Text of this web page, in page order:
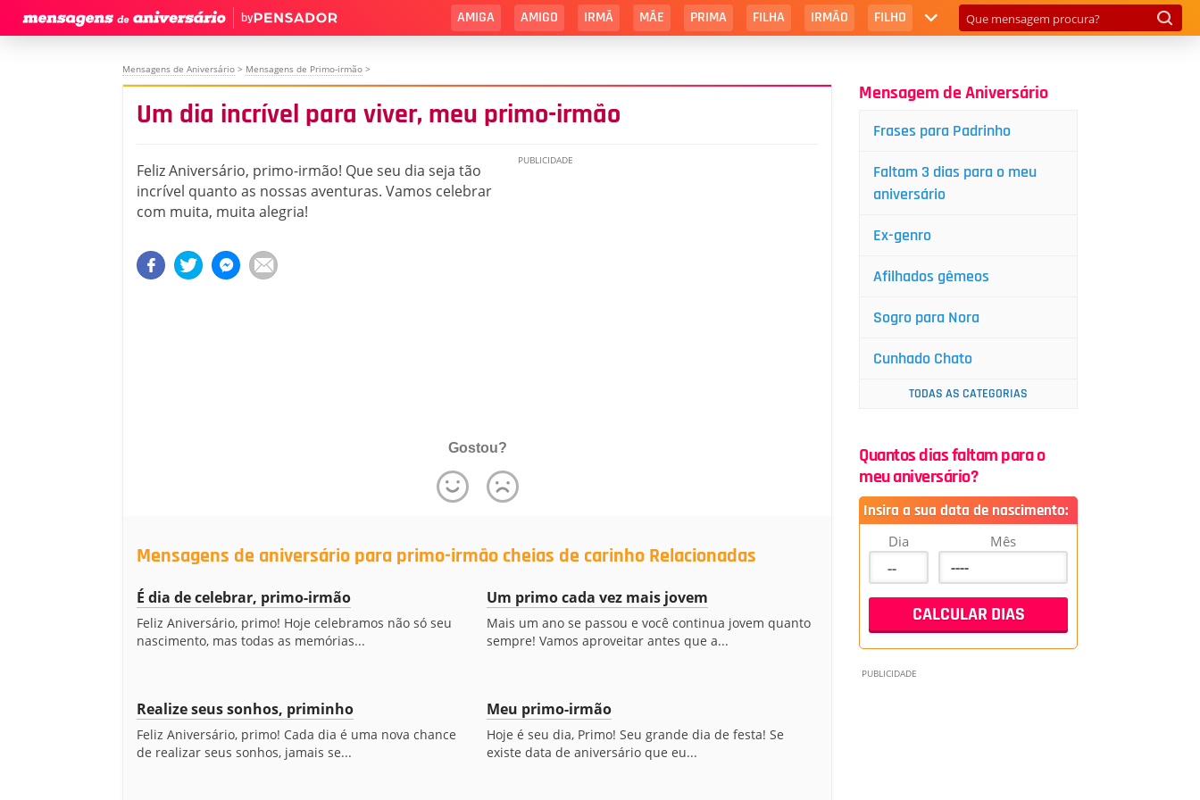
by AMIGA AMIGO IRMÃ MÃE PRIMA FILHA IRMÃO FILHO
Mensagens de Aniversário > Mensagens de Primo-irmão >
Um dia incrível para viver, meu primo-irmão
Feliz Aniversário, primo-irmão! Que seu dia seja tão
incrível quanto as nossas aventuras. Vamos celebrar
com muita, muita alegria!
Gostou?
Mensagens de aniversário para primo-irmão cheias de carinho Relacionadas
É dia de celebrar, primo-irmão
Feliz Aniversário, primo! Hoje celebramos não só seu
nascimento, mas todas as memórias...
Um primo cada vez mais jovem
Mais um ano se passou e você continua jovem quanto
sempre! Vamos aproveitar antes que a...
Realize seus sonhos, priminho
Feliz Aniversário, primo! Cada dia é uma nova chance
de realizar seus sonhos, jamais se...
Meu primo-irmão
Hoje é seu dia, Primo! Seu grande dia de festa! Se
existe data de aniversário que eu...
Mensagem de Aniversário
Frases para Padrinho
Faltam 3 dias para o meu
aniversário
Ex-genro
Afilhados gêmeos
Sogro para Nora
Cunhado Chato
TODAS AS CATEGORIAS
Quantos dias faltam para o
meu aniversário?
Insira a sua data de nascimento:
Dia Mês